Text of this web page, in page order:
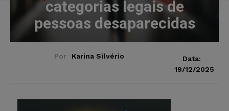
categorias legais de
pessoas desaparecidas
Por Karina Silvério
Data:
19/12/2025